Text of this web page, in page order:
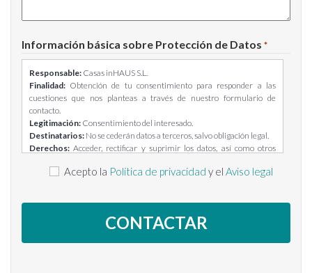
Información básica sobre Protección de Datos *
Responsable: Casas inHAUS S.L.
Finalidad: Obtención de tu consentimiento para responder a las
cuestiones que nos planteas a través de nuestro formulario de
contacto.
Legitimación: Consentimiento del interesado.
Destinatarios: No se cederán datos a terceros, salvo obligación legal.
Derechos: Acceder, rectificar y suprimir los datos, así como otros
Información adicional:Puedes consultar la información adicional y
Acepto la Política de privacidad y el Aviso legal